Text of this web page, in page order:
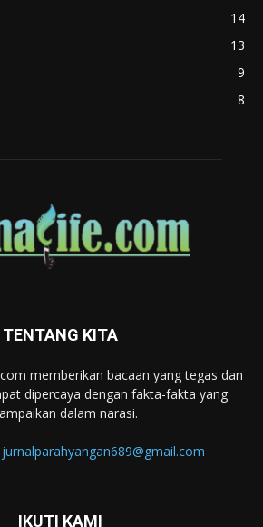
14
13
9
8
TENTANG KITA
memberikan bacaan yang tegas dan
dipercaya dengan fakta-fakta yang
dalam narasi.
jurnalparahyangan689@gmail.com
IKUTI KAMI